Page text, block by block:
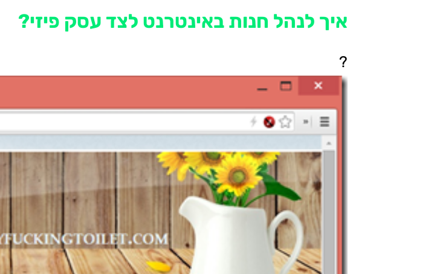
איך לנהל חנות באינטרנט לצד עסק פיזי?
?